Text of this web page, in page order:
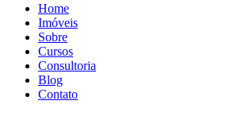
Home
Imóveis
Sobre
Cursos
Consultoria
Blog
Contato